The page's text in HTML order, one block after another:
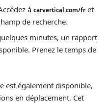
à carvertical.com/fret
de recherche.
minutes, un rapport
Prenez le temps de
est également disponible,
en déplacement. Cet